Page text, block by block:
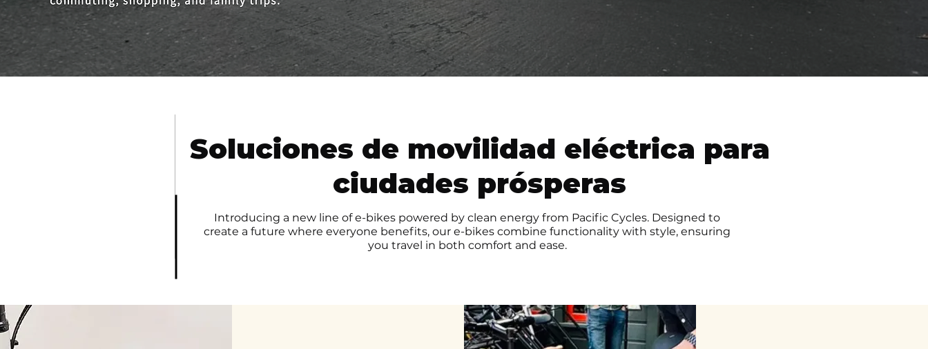
Soluciones de movilidad eléctrica para
ciudades prósperas
Introducing a new line of e-bikes powered by clean energy from Pacific Cycles. Designed to
create a future where everyone benefits, our e-bikes combine functionality with style, ensuring
you travel in both comfort and ease.